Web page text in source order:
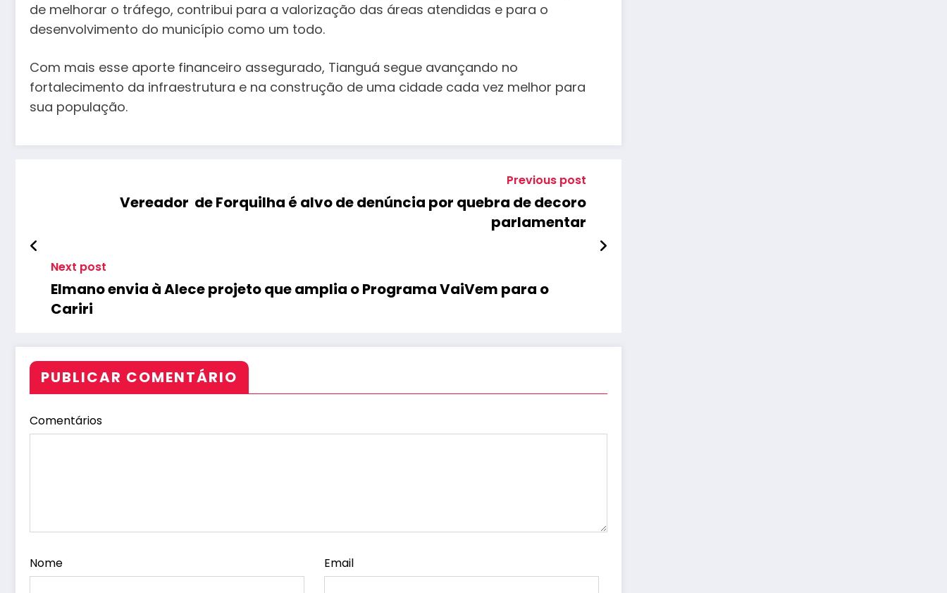
de melhorar o tráfego, contribui para a valorização das áreas atendidas e para o
desenvolvimento do município como um todo.
Com mais esse aporte financeiro assegurado, Tianguá segue avançando no
fortalecimento da infraestrutura e na construção de uma cidade cada vez melhor para
sua população.
Previous post
Vereador de Forquilha é alvo de denúncia por quebra de decoro
parlamentar
Next post
Elmano envia à Alece projeto que amplia o Programa VaiVem para o
Cariri
PUBLICAR COMENTÁRIO
Comentários
Nome Email